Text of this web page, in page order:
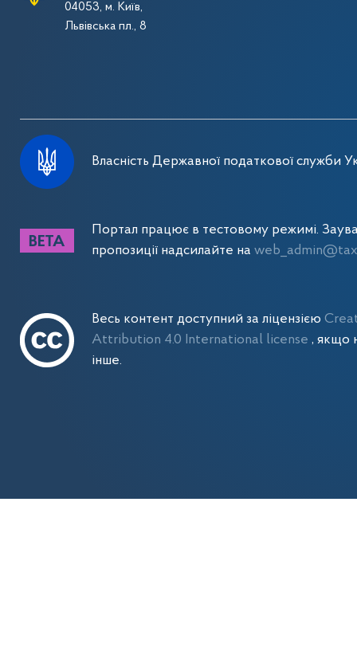
04053, м. Київ,
Львівська пл., 8
Власність Державної податкової служби
Портал працює в тестовому режимі.
пропозиції надсилайте на
Весь контент доступний за ліцензією
Attribution 4.0 International license , якщо
інше.